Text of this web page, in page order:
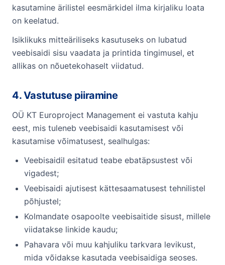
kasutamine ärilistel eesmärkidel ilma kirjaliku loata
on keelatud.
Isiklikuks mitteäriliseks kasutuseks on lubatud
veebisaidi sisu vaadata ja printida tingimusel, et
allikas on nõuetekohaselt viidatud.
4. Vastutuse piiramine
OÜ KT Europroject Management ei vastuta kahju
eest, mis tuleneb veebisaidi kasutamisest või
kasutamise võimatusest, sealhulgas:
Veebisaidil esitatud teabe ebatäpsustest või
vigadest;
Veebisaidi ajutisest kättesaamatusest tehnilistel
põhjustel;
Kolmandate osapoolte veebisaitide sisust, millele
viidatakse linkide kaudu;
Pahavara või muu kahjuliku tarkvara levikust,
mida võidakse kasutada veebisaidiga seoses.